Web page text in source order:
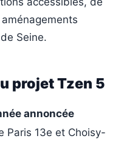
Seine.
projet Tzen 5
annoncée
Paris 13e et Choisy-